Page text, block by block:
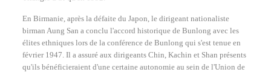
En Birmanie, après la défaite du Japon, le dirigeant nationaliste
birman Aung San a conclu l'accord historique de Bunlong avec les
élites ethniques lors de la conférence de Bunlong qui s'est tenue en
février 1947. Il a assuré aux dirigeants Chin, Kachin et Shan présents
qu'ils bénéficieraient d'une certaine autonomie au sein de l'Union de